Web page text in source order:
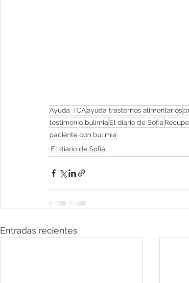
Ayuda TCAayuda trastornos alimentarios
testimonio bulimia El diario de Sofía
paciente con bulimia
El diario de Sofía
Entradas recientes